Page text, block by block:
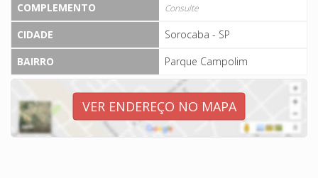
COMPLEMENTO Consulte
CIDADE
Sorocaba - SP
BAIRRO
Parque Campolim
VER ENDEREÇO NO MAPA